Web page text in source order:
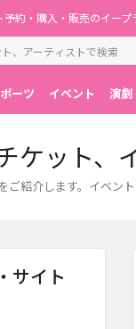
予約・購入・販売のイープ
ーツ イベント 演劇
ケット、
ご紹介します。イベン
サイト